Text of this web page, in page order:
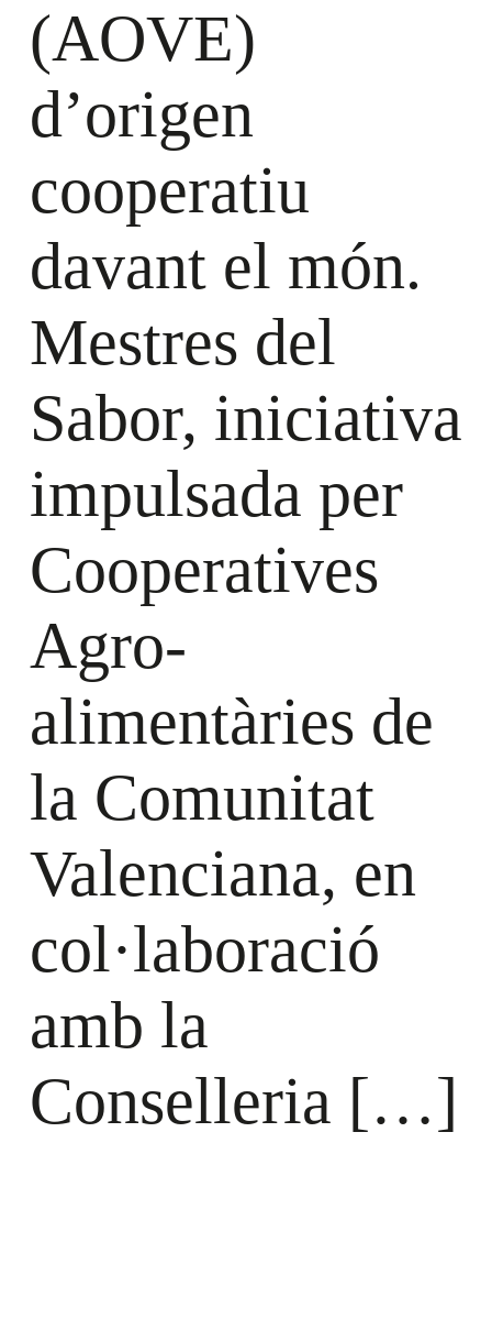
(AOVE)
d’origen
cooperatiu
davant el món.
Mestres del
Sabor, iniciativa
impulsada per
Cooperatives
Agro-
alimentàries de
la Comunitat
Valenciana, en
col·laboració
amb la
Conselleria […]